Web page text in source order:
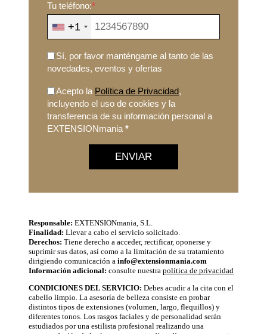
Tu teléfono:*
+1
Sí, por favor manténgame al tanto de las
novedades, eventos y ofertas
Acepto la Política de Privacidad,
incluyendo el uso de cookies y la
transferencia de su información personal a
EXTENSIONmania *
ENVIAR
Responsable: EXTENSIONmania, S.L.
Finalidad: Llevar a cabo el servicio solicitado.
Derechos: Tiene derecho a acceder, rectificar, oponerse y
suprimir sus datos, así como a la limitación de su tratamiento
dirigiendo comunicación a info@extensionmania.com
Información adicional: consulte nuestra política de privacidad
CONDICIONES DEL SERVICIO: Debes acudir a la cita con el
cabello limpio. La asesoría de belleza consiste en probar
distintos tipos de extensiones (volumen, largo, flequillos) y
diferentes tonos. Los rasgos faciales y de personalidad serán
estudiados por una estilista profesional realizando una